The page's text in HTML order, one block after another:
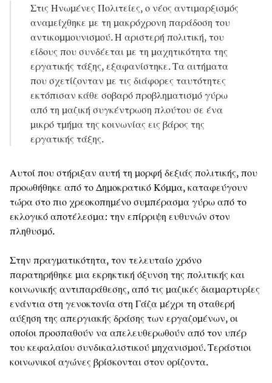
Στις Ηνωμένες Πολιτείες, ο νέος αντιμαρξισμός
αναμείχθηκε με τη μακρόχρονη παράδοση του
αντικομμουνισμού. Η αριστερή πολιτική, του
είδους που συνδέεται με τη μαχητικότητα της
εργατικής τάξης, εξαφανίστηκε. Τα αιτήματα
που σχετίζονταν με τις διάφορες ταυτότητες
εκτόπισαν κάθε σοβαρό προβληματισμό γύρω
από τη μαζική συγκέντρωση πλούτου σε ένα
μικρό τμήμα της κοινωνίας εις βάρος της
εργατικής τάξης.
Αυτοί που στήριξαν αυτή τη μορφή δεξιάς πολιτικής, που
προωθήθηκε από το Δημοκρατικό Κόμμα, καταφεύγουν
τώρα στο πιο χρεοκοπημένο συμπέρασμα γύρω από το
εκλογικό αποτέλεσμα: την επίρριψη ευθυνών στον
πληθυσμό.
Στην πραγματικότητα, τον τελευταίο χρόνο
παρατηρήθηκε μια εκρηκτική όξυνση της πολιτικής και
κοινωνικής αντιπαράθεσης, από τις μαζικές διαμαρτυρίες
ενάντια στη γενοκτονία στη Γάζα μέχρι τη σταθερή
αύξηση της απεργιακής δράσης των εργαζομένων, οι
οποίοι προσπαθούν να απελευθερωθούν από τον υπέρ
του κεφαλαίου συνδικαλιστικού μηχανισμού. Τεράστιοι
κοινωνικοί αγώνες βρίσκονται στον ορίζοντα.